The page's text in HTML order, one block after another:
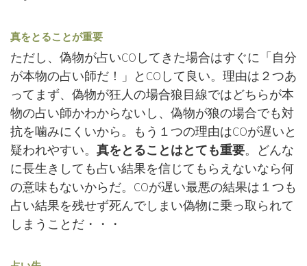
真をとることが重要
ただし、偽物が占いCOしてきた場合はすぐに「自分
が本物の占い師だ！」とCOして良い。理由は２つあ
ってまず、偽物が狂人の場合狼目線ではどちらが本
物の占い師かわからないし、偽物が狼の場合でも対
抗を噛みにくいから。もう１つの理由はCOが遅いと
疑われやすい。 真をとることはとても重要。どんな
に長生きしても占い結果を信じてもらえないなら何
の意味もないからだ。COが遅い最悪の結果は１つも
占い結果を残せず死んでしまい偽物に乗っ取られて
しまうことだ・・・